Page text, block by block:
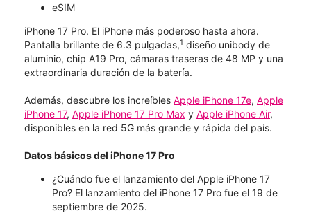
eSIM
iPhone 17 Pro. El iPhone más poderoso hasta ahora.
Pantalla brillante de 6.3 pulgadas,1 diseño unibody de
aluminio, chip A19 Pro, cámaras traseras de 48 MP y una
extraordinaria duración de la batería.
Además, descubre los increíbles Apple iPhone 17e, Apple
iPhone 17, Apple iPhone 17 Pro Max y Apple iPhone Air,
disponibles en la red 5G más grande y rápida del país.
Datos básicos del iPhone 17 Pro
¿Cuándo fue el lanzamiento del Apple iPhone 17
Pro? El lanzamiento del iPhone 17 Pro fue el 19 de
septiembre de 2025.